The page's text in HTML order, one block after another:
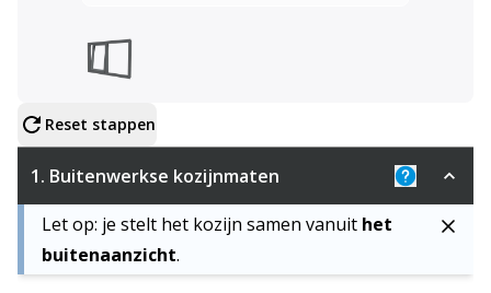
Configureer product
Reset stappen
1. Buitenwerkse kozijnmaten
Uitleg: De
Let op: je stelt het kozijn samen vanuit het
buitenaanzicht.